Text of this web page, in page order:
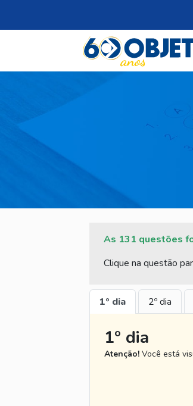
As 131 questões
Clique na questão
1º dia 2º dia
1º dia
Atenção! Você está